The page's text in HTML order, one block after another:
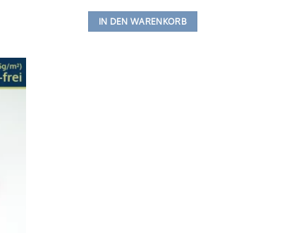
IN DEN WARENKORB